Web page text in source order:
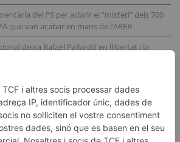
del PS per aclarir el “misteri” dels 700
que van acabar en mans de l’AREB
deixa Rafael Pallardó en llibertat i la
Catalunya